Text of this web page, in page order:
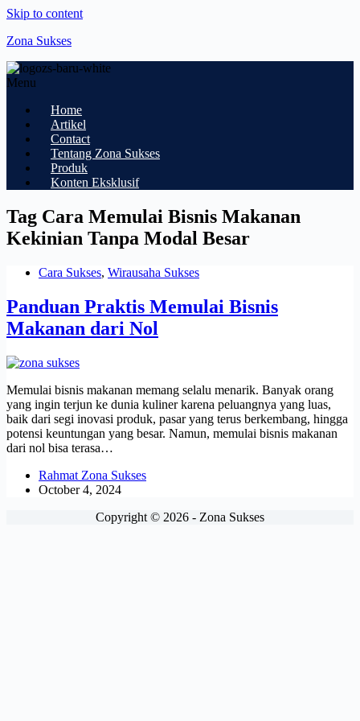
Skip to content
Zona Sukses
Menu
Home
Artikel
Contact
Tentang Zona Sukses
Produk
Konten Eksklusif
Tag Cara Memulai Bisnis Makanan
Kekinian Tanpa Modal Besar
Cara Sukses, Wirausaha Sukses
Panduan Praktis Memulai Bisnis
Makanan dari Nol
Memulai bisnis makanan memang selalu menarik. Banyak orang
yang ingin terjun ke dunia kuliner karena peluangnya yang luas,
baik dari segi inovasi produk, pasar yang terus berkembang, hingga
potensi keuntungan yang besar. Namun, memulai bisnis makanan
dari nol bisa terasa…
Rahmat Zona Sukses
October 4, 2024
Copyright © 2026 - Zona Sukses